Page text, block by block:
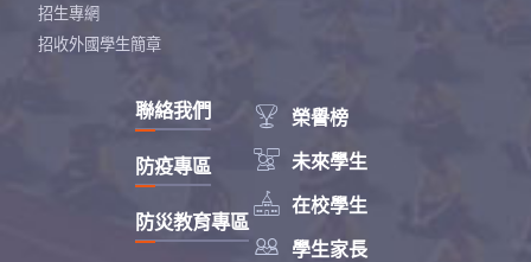
招生專網
招收外國學生簡章
 榮譽榜
 未來學生
 在校學生
 學生家長
聯絡我們
防疫專區
防災教育專區